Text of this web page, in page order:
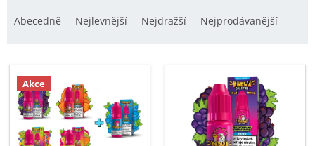
Abecedně Nejlevnější Nejdražší Nejprodávanější
V
Akce